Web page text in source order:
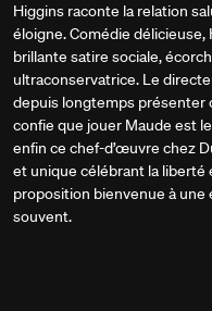
Higgins raconte la relation
éloigne. Comédie délicieuse,
brillante satire sociale,
ultraconservatrice. Le
depuis longtemps présenter
confie que jouer Maude est
enfin ce chef-d’œuvre chez
et unique célébrant la liberté
proposition bienvenue à une
souvent.